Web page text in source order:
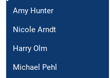
Amy Hunter
Nicole Arndt
Harry Olm
Michael Pehl